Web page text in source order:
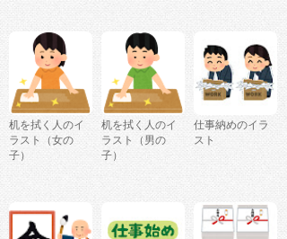
机を拭く人のイ
ラスト（女の
子）
机を拭く人のイ
ラスト（男の
子）
仕事納めのイラ
スト